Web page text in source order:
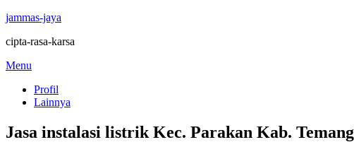
jammas-jaya
cipta-rasa-karsa
Skip
content
Menu
Profil
Lainnya
Jasa instalasi listrik Kec. Parakan Kab.